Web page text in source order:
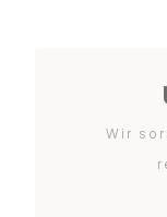
Wir